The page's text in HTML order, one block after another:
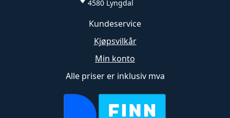
4580 Lyngdal
Kundeservice
Kjøpsvilkår
Min konto
Alle priser er inklusiv mva